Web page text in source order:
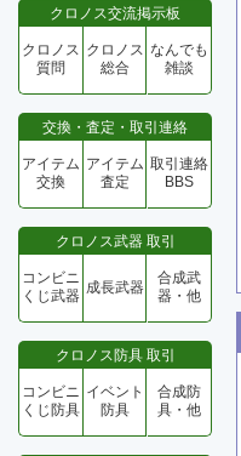
クロノス交流掲示板
クロノス
質問
クロノス
総合
なんでも
雑談
交換・査定・取引連絡
アイテム
交換
アイテム
査定
取引連絡
BBS
クロノス武器 取引
コンビニ
くじ武器 成長武器
合成武
器・他
クロノス防具 取引
コンビニ
くじ防具
イベント
防具
合成防
具・他